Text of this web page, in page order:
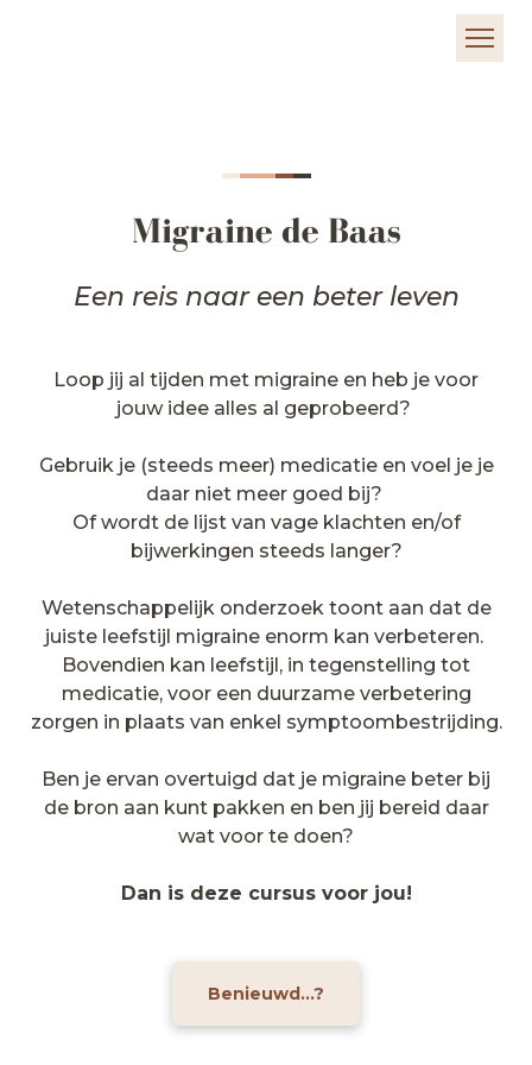
Migraine de Baas
Een reis naar een beter leven
Loop jij al tijden met migraine en heb je voor
jouw idee alles al geprobeerd?
Gebruik je (steeds meer) medicatie en voel je je
daar niet meer goed bij?
Of wordt de lijst van vage klachten en/of
bijwerkingen steeds langer?
Wetenschappelijk onderzoek toont aan dat de
juiste leefstijl migraine enorm kan verbeteren.
Bovendien kan leefstijl, in tegenstelling tot
medicatie, voor een duurzame verbetering
zorgen in plaats van enkel symptoombestrijding.
Ben je ervan overtuigd dat je migraine beter bij
de bron aan kunt pakken en ben jij bereid daar
wat voor te doen?
Dan is deze cursus voor jou!
Benieuwd...?